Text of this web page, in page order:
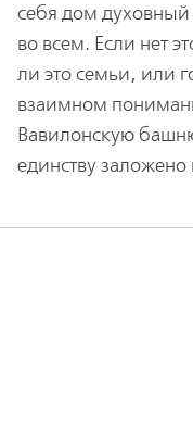
себя дом духовный
во всем. Если нет
ли это семьи, или
взаимном
Вавилонскую
единству заложено